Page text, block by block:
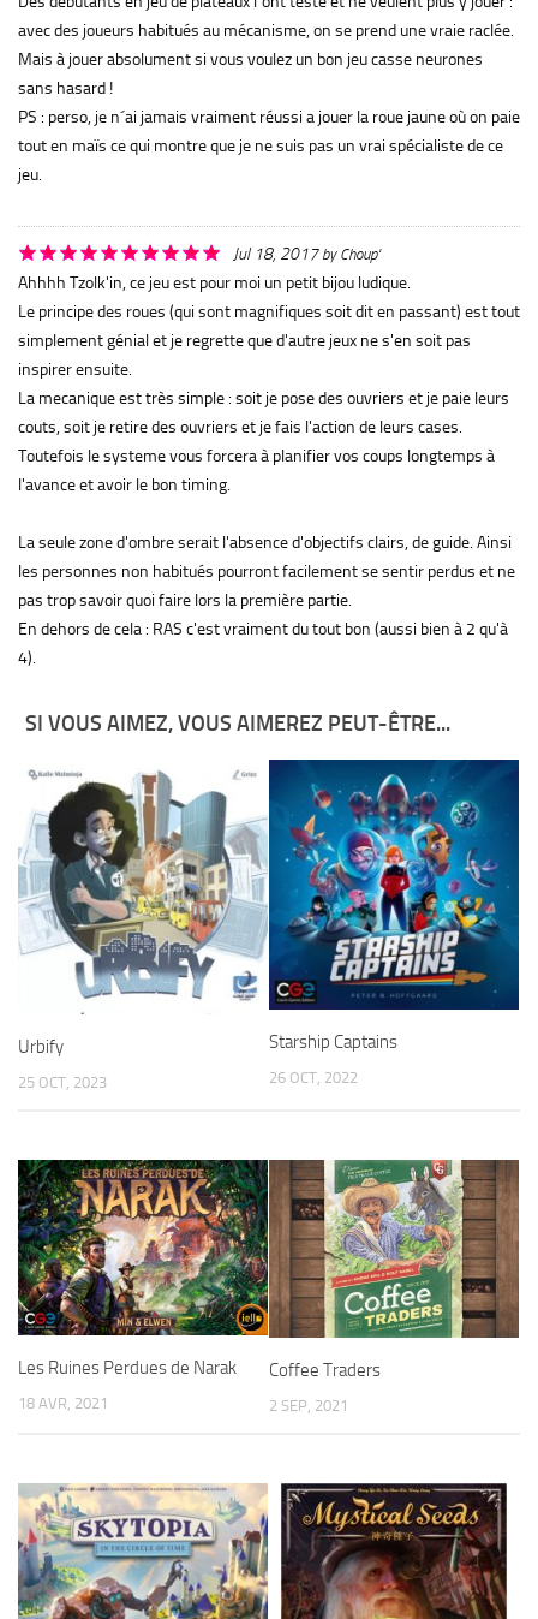
avec des joueurs habitués au mécanisme, on se prend une vraie raclée.
Mais à jouer absolument si vous voulez un bon jeu casse neurones
sans hasard !
PS : perso, je n´ai jamais vraiment réussi a jouer la roue jaune où on paie
tout en maïs ce qui montre que je ne suis pas un vrai spécialiste de ce
jeu.
Jul 18, 2017by Choup'
Ahhhh Tzolk'in, ce jeu est pour moi un petit bijou ludique.
Le principe des roues (qui sont magnifiques soit dit en passant) est tout
simplement génial et je regrette que d'autre jeux ne s'en soit pas
inspirer ensuite.
La mecanique est très simple : soit je pose des ouvriers et je paie leurs
couts, soit je retire des ouvriers et je fais l'action de leurs cases.
Toutefois le systeme vous forcera à planifier vos coups longtemps à
l'avance et avoir le bon timing.
La seule zone d'ombre serait l'absence d'objectifs clairs, de guide. Ainsi
les personnes non habitués pourront facilement se sentir perdus et ne
pas trop savoir quoi faire lors la première partie.
En dehors de cela : RAS c'est vraiment du tout bon (aussi bien à 2 qu'à
4).
SI VOUS AIMEZ, VOUS AIMEREZ PEUT-ÊTRE...
Urbify
25 OCT, 2023
Starship Captains
26 OCT, 2022
Les Ruines Perdues de Narak
18 AVR, 2021
Coffee Traders
2 SEP, 2021